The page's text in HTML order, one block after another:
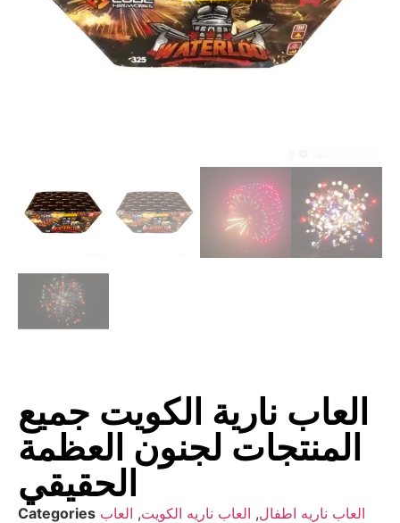
العاب نارية الكويت جميع
المنتجات لجنون العظمة
الحقيقي
Categories العاب ناريه اطفال, العاب ناريه الكويت, العاب